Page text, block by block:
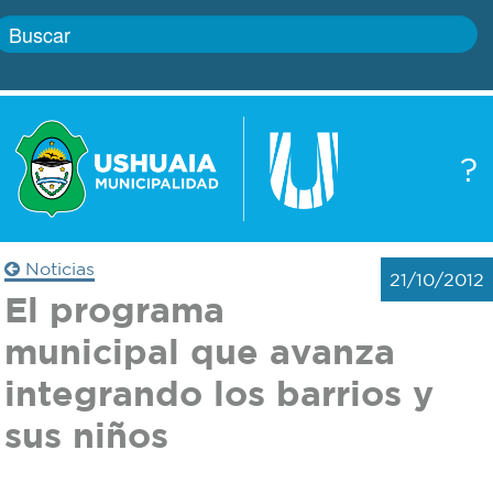
?
Boletín
Defensa
civil
Gobierno
Trámites
Transparencia
Actualidad
Noticias
21/10/2012
El programa
municipal que avanza
integrando los barrios y
sus niños